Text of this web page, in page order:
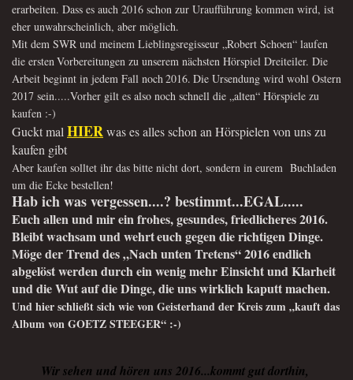
erarbeiten. Dass es auch 2016 schon zur Uraufführung kommen wird, ist
eher unwahrscheinlich, aber möglich.
Mit dem SWR und meinem Lieblingsregisseur „Robert Schoen“ laufen
die ersten Vorbereitungen zu unserem nächsten Hörspiel Dreiteiler. Die
Arbeit beginnt in jedem Fall noch 2016. Die Ursendung wird wohl Ostern
2017 sein.....Vorher gilt es also noch schnell die „alten“ Hörspiele zu
kaufen :-)
Guckt mal HIERwas es alles schon an Hörspielen von uns zu
kaufen gibt
Aber kaufen solltet ihr das bitte nicht dort, sondern in eurem Buchladen
um die Ecke bestellen!
Hab ich was vergessen....? bestimmt...EGAL.....
Euch allen und mir ein frohes, gesundes, friedlicheres 2016.
Bleibt wachsam und wehrteuch gegen die richtigen Dinge.
Möge der Trend des „Nach unten Tretens“ 2016 endlich
abgelöst werden durch ein wenigmehr Einsicht und Klarheit
und die Wut auf die Dinge, die uns wirklich kaputt machen.
Und hier schließt sich wie von Geisterhand der Kreis zum „kauft das
Album von GOETZ STEEGER“ :-)
Wir sehen und hören uns 2016...kommt gut dorthin,